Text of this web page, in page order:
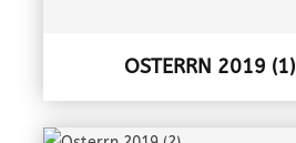
OSTERRN 2019 (1)